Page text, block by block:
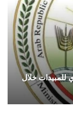
للمبيدات خلال